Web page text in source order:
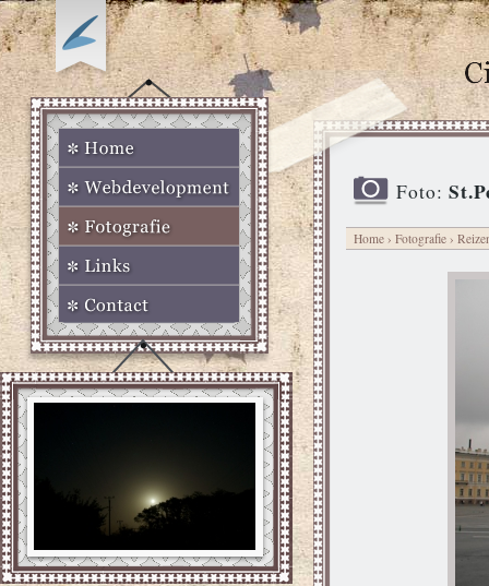
Foto:
Home › Fotografie ›